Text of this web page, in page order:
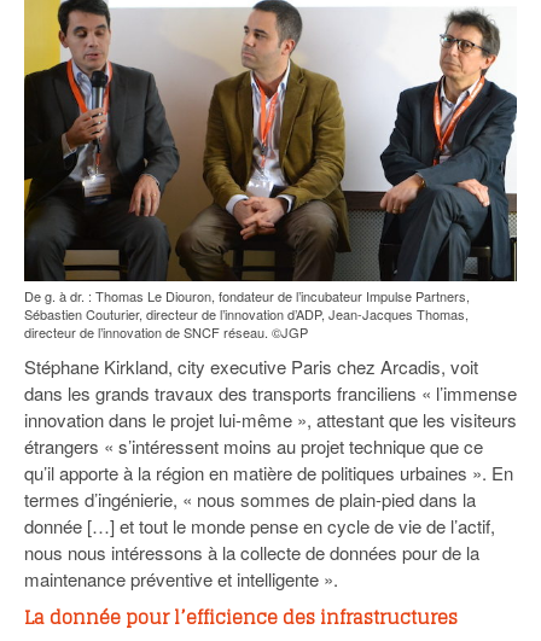
De g. à dr. : Thomas Le Diouron, fondateur de l’incubateur Impulse Partners,
Sébastien Couturier, directeur de l’innovation d’ADP, Jean-Jacques Thomas,
directeur de l’innovation de SNCF réseau. ©JGP
Stéphane Kirkland, city executive Paris chez Arcadis, voit
dans les grands travaux des transports franciliens « l’immense
innovation dans le projet lui-même », attestant que les visiteurs
étrangers « s’intéressent moins au projet technique que ce
qu’il apporte à la région en matière de politiques urbaines ». En
termes d’ingénierie, « nous sommes de plain-pied dans la
donnée […] et tout le monde pense en cycle de vie de l’actif,
nous nous intéressons à la collecte de données pour de la
maintenance préventive et intelligente ».
La donnée pour l’efficience des infrastructures